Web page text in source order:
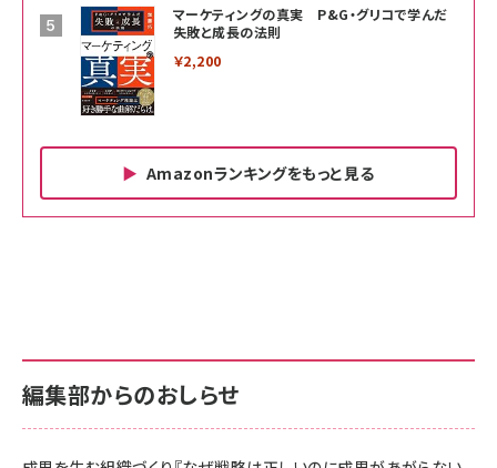
マーケティングの真実 P&G・グリコで学んだ
失敗と成長の法則
￥2,200
Amazonランキングをもっと見る
￥880
anan(アンアン)2026/06/24号 No.2500増刊
スペシャルエディション[王道エンタメの矜持／
サポート正規品 メーカー保証5年 KLMEA128G
NIMASO ガラスフィルム iPhone 17 用 保護フィ
すい ガイド枠付き いPhone17 (6.3インチ) 対応
サポート正規品 メーカー保証5年 KLMEA128G
Amazon eギフトカード - Amazonロゴ - クラ
編集部からのおしらせ